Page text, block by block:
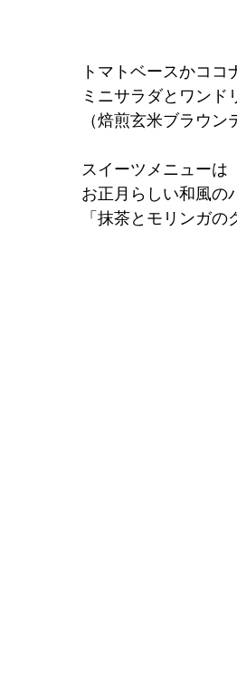
トマトベースかコ
ミニサラダとワンド
（焙煎玄米ブラウ
スイーツメニューは
お正月らしい和風の
「抹茶とモリンガ